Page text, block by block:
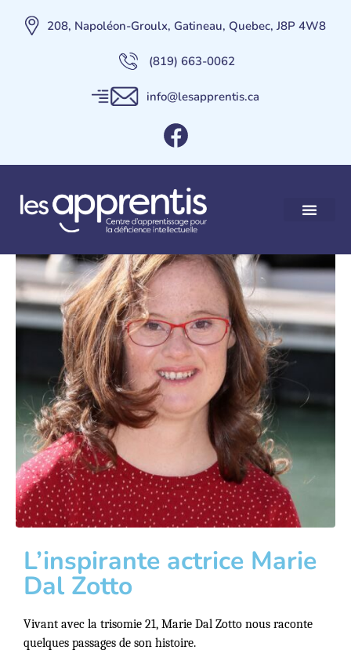
208, Napoléon-Groulx, Gatineau, Quebec, J8P 4W8
(819) 663-0062
info@lesapprentis.ca
Marie Dal Zotto
L’inspirante actrice Marie
Dal Zotto
Vivant avec la trisomie 21, Marie Dal Zotto nous raconte
quelques passages de son histoire.